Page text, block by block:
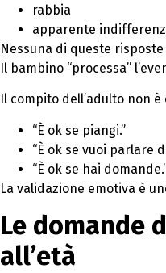
rabbia
apparente
Nessuna di queste
Il bambino “processa”
Il compito dell’adulto non
“È ok se piangi.”
“È ok se vuoi parlare
“È ok se hai
La validazione emotiva è
Le domande
all’età